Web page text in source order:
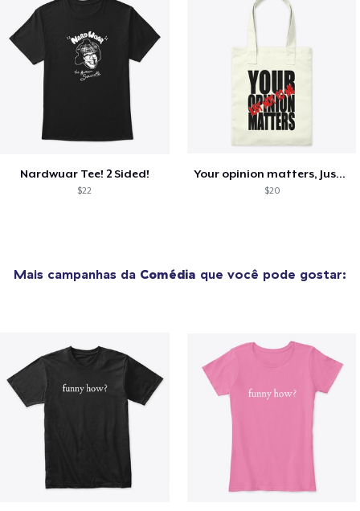
Nardwuar Tee! 2 Sided!
$22
Your opinion matters, Just not to me!
$20
Mais campanhas da Comédia que você pode gostar: